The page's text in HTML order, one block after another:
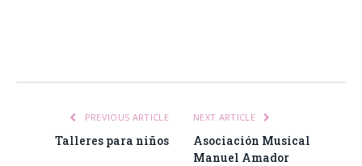
PREVIOUS ARTICLE
Talleres para niños
NEXT ARTICLE
Asociación Musical
Manuel Amador